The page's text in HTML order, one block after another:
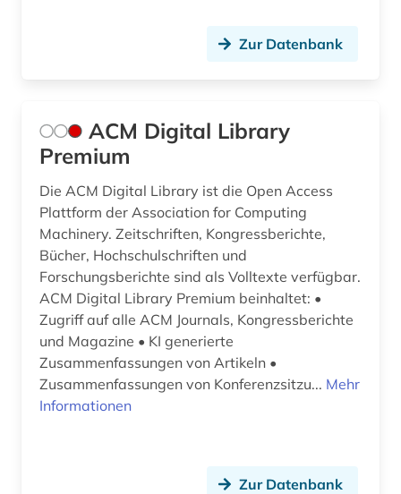
einflußanalyse (1)
eisenbahn (3)
eisenbahnwesen (1)
ejournals (1)
elektroakustik (1)
elektronik (10)
elektronische publikation (1)
Zur Datenbank
ACM Digital Library
Premium
Die ACM Digital Library ist die Open Access
Plattform der Association for Computing
Machinery. Zeitschriften, Kongressberichte,
Bücher, Hochschulschriften und
Forschungsberichte sind als Volltexte verfügbar.
ACM Digital Library Premium beinhaltet: •
Zugriff auf alle ACM Journals, Kongressberichte
und Magazine • KI generierte
Zusammenfassungen von Artikeln •
Zusammenfassungen von Konferenzsitzu... Mehr
Informationen
Zur Datenbank